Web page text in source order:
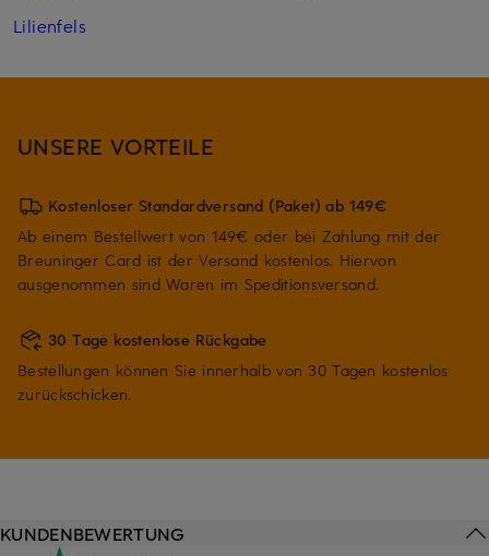
Lilienfels
UNSERE VORTEILE
Kostenloser Standardversand (Paket) ab 149€
Ab einem Bestellwert von 149€ oder bei Zahlung mit der
Breuninger Card ist der Versand kostenlos. Hiervon
ausgenommen sind Waren im Speditionsversand.
30 Tage kostenlose Rückgabe
Bestellungen können Sie innerhalb von 30 Tagen kostenlos
zurückschicken.
KUNDENBEWERTUNG